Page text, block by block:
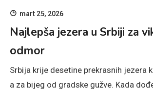
mart 25, 2026
Najlepša jezera u Srbiji za
odmor
Srbija krije desetine prekrasnih jezera
a za bijeg od gradske gužve. Kada